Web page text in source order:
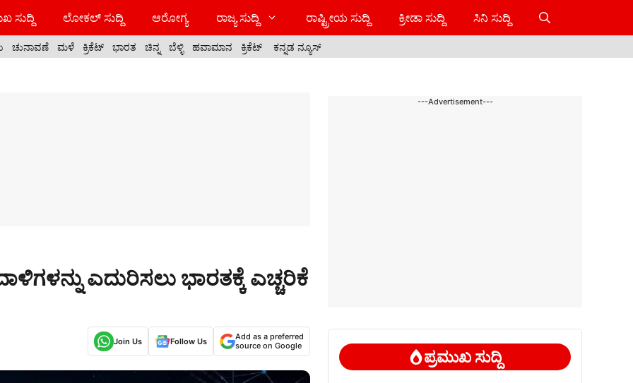
ಸುದ್ದಿ ಲೋಕಲ್ ಸುದ್ದಿ ಆರೋಗ್ಯ ರಾಜ್ಯ ಸುದ್ದಿ ರಾಷ್ಟ್ರೀಯ ಸುದ್ದಿ ಕ್ರೀಡಾ ಸುದ್ದಿ ಸಿನಿ ಸುದ್ದಿ
ಚುನಾವಣೆ ಮಳೆ ಕ್ರಿಕೆಟ್ ಭಾರತ ಚಿನ್ನ ಬೆಳ್ಳಿ ಹವಾಮಾನ ಕ್ರಿಕೆಟ್ ಕನ್ನಡ ನ್ಯೂಸ್
ಎದುರಿಸಲು ಭಾರತಕ್ಕೆ ಎಚ್ಚರಿಕೆ
Join Us Follow Us
Add as a preferred
source on Google
---Advertisement---
ಪ್ರಮುಖ ಸುದ್ದಿ